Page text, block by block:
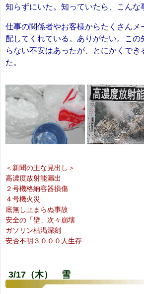
知らずにいた。知っていたら、こんな
仕事の関係者やお客様からたくさんメ
配してくれている。ありがたい。この
らない不安はあったが、とにかくでき
た。
＜新聞の主な見出し＞
高濃度放射能漏出
２号機格納容器損傷
４号機火災
底無し止まらぬ事故
安全の「壁」次々崩壊
ガソリン枯渇深刻
安否不明３０００人生存
3/17（木） 雪